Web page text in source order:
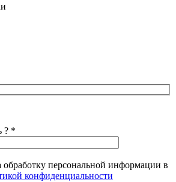
? *
обработку персональной информации в
конфиденциальности